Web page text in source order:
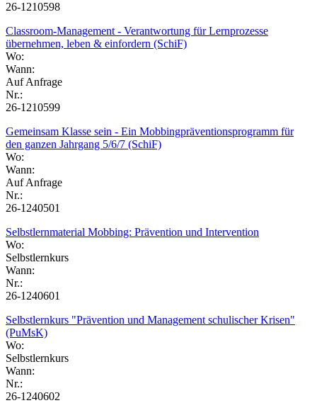
26-1210598
Classroom-Management - Verantwortung für Lernprozesse
übernehmen, leben & einfordern (SchiF)
Wo:
Wann:
Auf Anfrage
Nr.:
26-1210599
Gemeinsam Klasse sein - Ein Mobbingpräventionsprogramm für
den ganzen Jahrgang 5/6/7 (SchiF)
Wo:
Wann:
Auf Anfrage
Nr.:
26-1240501
Selbstlernmaterial Mobbing: Prävention und Intervention
Wo:
Selbstlernkurs
Wann:
Nr.:
26-1240601
Selbstlernkurs "Prävention und Management schulischer Krisen"
(PuMsK)
Wo:
Selbstlernkurs
Wann:
Nr.:
26-1240602